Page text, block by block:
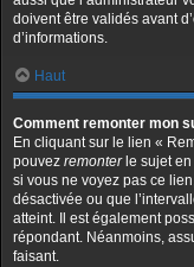
doivent être validés avant
d’informations.
Haut
Comment remonter mon
En cliquant sur le lien «
pouvez remonterle sujet en
si vous ne voyez pas ce
désactivée ou que
atteint. Il est également
répondant. Néanmoins,
faisant.